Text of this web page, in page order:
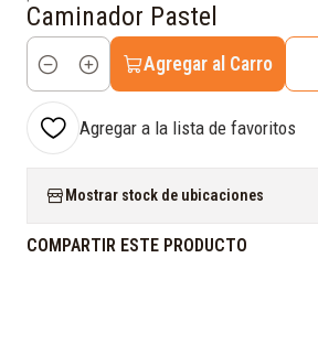
Caminador Pastel
Cantidad
Agregar al Carro
Agregar a la lista de favoritos
Mostrar stock de ubicaciones
COMPARTIR ESTE PRODUCTO